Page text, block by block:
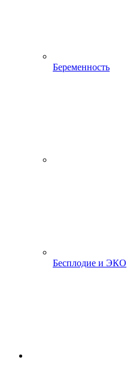
Беременность
Бесплодие и ЭКО